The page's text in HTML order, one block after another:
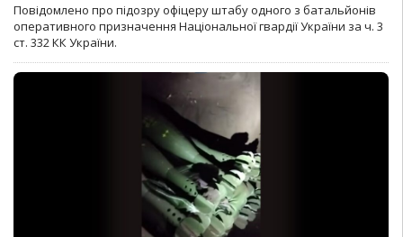
Повідомлено про підозру офіцеру штабу одного з батальйонів
оперативного призначення Національної гвардії України за ч. 3
ст. 332 КК України.